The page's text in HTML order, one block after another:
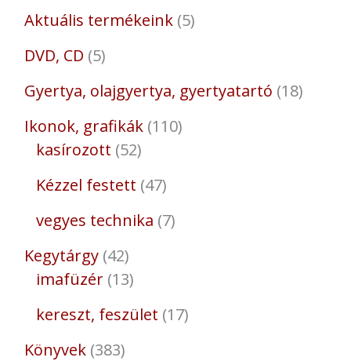
Aktuális termékeink 5
DVD, CD 5
Gyertya, olajgyertya, gyertyatartó 18
Ikonok, grafikák 110
kasírozott 52
Kézzel festett 47
vegyes technika 7
Kegytárgy 42
imafüzér 13
kereszt, feszület 17
Könyvek 383